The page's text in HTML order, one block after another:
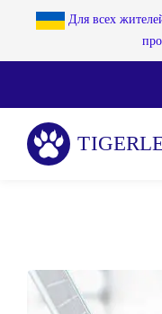
Для всех